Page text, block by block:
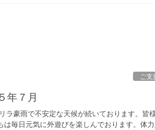
ご支
年７月
ラ豪雨で不安定な天候が続いております。皆
毎日元気に外遊びを楽しんでおります。体